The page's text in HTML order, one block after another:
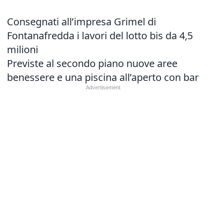
Consegnati all’impresa Grimel di
Fontanafredda i lavori del lotto bis da 4,5
milioni
Previste al secondo piano nuove aree
benessere e una piscina all’aperto con bar